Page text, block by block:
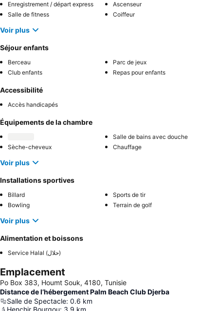
Enregistrement / départ express
Ascenseur
Salle de fitness
Coiffeur
Voir plus
Séjour enfants
Berceau
Parc de jeux
Club enfants
Repas pour enfants
Accessibilité
Accès handicapés
Équipements de la chambre
Salle de bains avec douche
Sèche-cheveux
Chauffage
Voir plus
Installations sportives
Billard
Sports de tir
Bowling
Terrain de golf
Voir plus
Alimentation et boissons
Service Halal (حلال)
Emplacement
Po Box 383, Houmt Souk, 4180, Tunisie
Distance de l’hébergement Palm Beach Club Djerba
Salle de Spectacle: 0.6 km
Henchir Bourgou: 3.9 km